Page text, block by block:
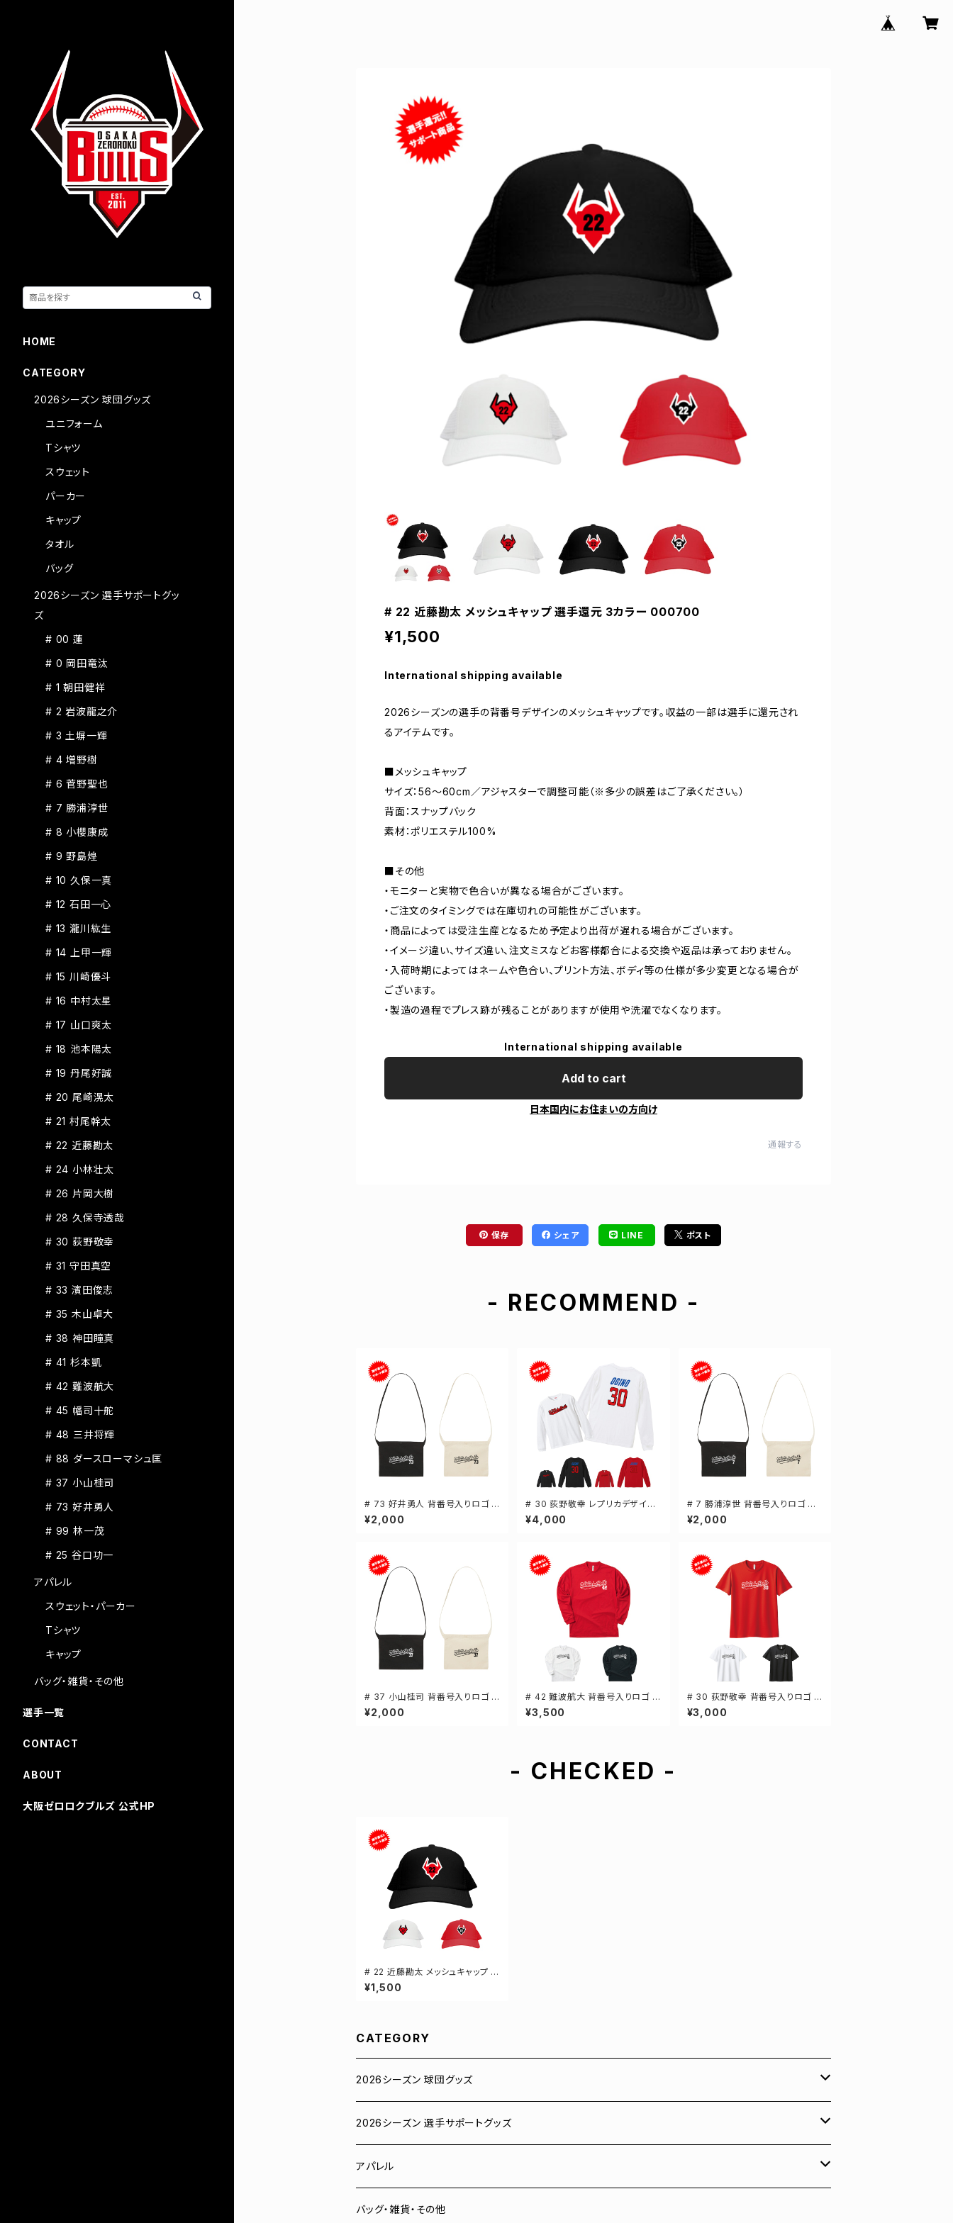
# 22 近藤勘太 メッシュキャップ 選手還元 3カラー 000700
¥1,500
International shipping available
2026シーズンの選手の背番号デザインのメッシュキャップです。収益の一部は選手に還元され
るアイテムです。
■メッシュキャップ
サイズ：56～60cm／アジャスターで調整可能（※多少の誤差はご了承ください。）
背面：スナップバック
素材：ポリエステル100%
■その他
・モニターと実物で色合いが異なる場合がございます。
・ご注文のタイミングでは在庫切れの可能性がございます。
・商品によっては受注生産となるため予定より出荷が遅れる場合がございます。
・イメージ違い、サイズ違い、注文ミスなどお客様都合による交換や返品は承っておりません。
・入荷時期によってはネームや色合い、プリント方法、ボディ等の仕様が多少変更となる場合が
ございます。
・製造の過程でプレス跡が残ることがありますが使用や洗濯でなくなります。
International shipping available
Add to cart
日本国内にお住まいの方向け
通報する
保存 シェア LINE ポスト
- RECOMMEND -
# 73 好井勇人 背番号入りロゴ キ
ャンバスサコッシュ 選手還元 2カ
ラー 001461
¥2,000
# 30 荻野敬幸 レプリカデザイン
3カラー 選手還元 長袖Tシャツ S
-XXLサイズ 501101
¥4,000
# 7 勝浦淳世 背番号入りロゴ キ
ャンバスサコッシュ 選手還元 2カ
ラー 001461
¥2,000
# 37 小山桂司 背番号入りロゴ キ
ャンバスサコッシュ 選手還元 2カ
ラー 001461
¥2,000
# 42 難波航大 背番号入りロゴ ド
ライTシャツ 長袖 選手還元 3カラ
ー S-5Lサイズ 000304
¥3,500
# 30 荻野敬幸 背番号入りロゴ ド
ライTシャツ 半袖 選手還元 3カラ
ー S-5Lサイズ 000300
¥3,000
- CHECKED -
# 22 近藤勘太 メッシュキャップ 選
手還元 3カラー 000700
¥1,500
CATEGORY
2026シーズン 球団グッズ
ユニフォーム
Tシャツ
スウェット
2026シーズン 選手サポートグッズ
# 00 蓮
# 0 岡田竜汰
アパレル
スウェット・パーカー
バッグ・雑貨・その他
HOME
CATEGORY
2026シーズン 球団グッズ
ユニフォーム
Tシャツ
スウェット
パーカー
キャップ
タオル
バッグ
2026シーズン 選手サポートグッ
ズ
# 00 蓮
# 0 岡田竜汰
# 1 朝田健祥
# 2 岩波龍之介
# 3 土塀一輝
# 4 増野樹
# 6 菅野聖也
# 7 勝浦淳世
# 8 小櫻康成
# 9 野島煌
# 10 久保一真
# 12 石田一心
# 13 瀧川紘生
# 14 上甲一輝
# 15 川崎優斗
# 16 中村太星
# 17 山口爽太
# 18 池本陽太
# 19 丹尾好誠
# 20 尾崎滉太
# 21 村尾幹太
# 22 近藤勘太
# 24 小林壮太
# 26 片岡大樹
# 28 久保寺透哉
# 30 荻野敬幸
# 31 守田真空
# 33 濱田俊志
# 35 木山卓大
# 38 神田瞳真
# 41 杉本凱
# 42 難波航大
# 45 幡司十舵
# 48 三井将輝
# 88 ダースローマシュ匡
# 37 小山桂司
# 73 好井勇人
# 99 林一茂
# 25 谷口功一
アパレル
スウェット・パーカー
Tシャツ
キャップ
バッグ・雑貨・その他
選手一覧
CONTACT
ABOUT
大阪ゼロロクブルズ 公式HP